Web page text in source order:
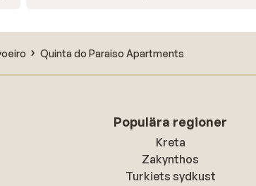
Quinta do Paraiso Apartments
Populära regioner
Kreta
Zakynthos
Turkiets sydkust